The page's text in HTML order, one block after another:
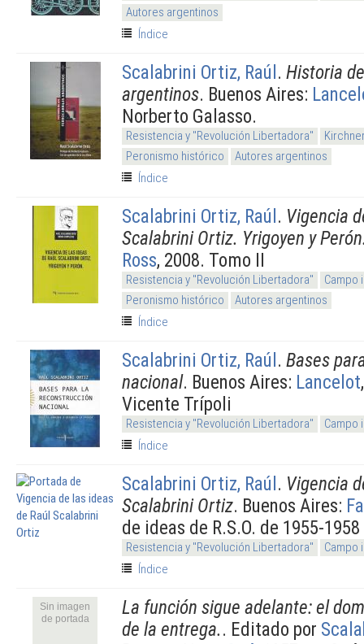
Autores argentinos
Índice
Scalabrini Ortiz, Raúl. Historia
argentinos. Buenos Aires:
Norberto Galasso.
Resistencia y "Revolución Libertadora"
Peronismo histórico
Autores argentinos
Índice
Scalabrini Ortiz, Raúl. Vigencia
Scalabrini Ortiz. Yrigoyen y
Ross, 2008. Tomo II
Resistencia y "Revolución Libertadora"
Campo
Peronismo histórico
Autores argentinos
Índice
Scalabrini Ortiz, Raúl. Bases
nacional. Buenos Aires: Lancelot
Vicente Trípoli
Resistencia y "Revolución Libertadora"
Campo
Índice
Scalabrini Ortiz, Raúl. Vigencia
Scalabrini Ortiz. Buenos Aires:
de ideas de R.S.O. de 1955-1958
Resistencia y "Revolución Libertadora"
Campo
Índice
Sin imagen
de portada
La función sigue adelante: el
de la entrega.. Editado por